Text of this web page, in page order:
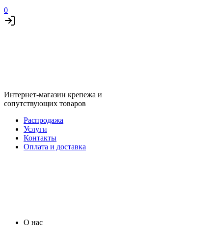
0
Интернет-магазин крепежа и
сопутствующих товаров
Распродажа
Услуги
Контакты
Оплата и доставка
О нас